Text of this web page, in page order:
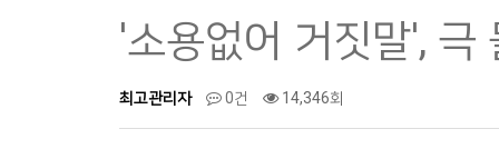
'소용없어 거짓말',
최고관리자 0건 14,346회